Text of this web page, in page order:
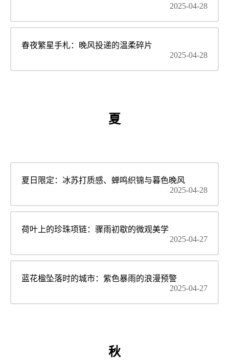
2025-04-28
春夜繁星手札：晚风投递的温柔碎片
2025-04-28
夏
夏日限定：冰苏打质感、蝉鸣织锦与暮色晚风
2025-04-28
荷叶上的珍珠项链：骤雨初歇的微观美学
2025-04-27
蓝花楹坠落时的城市：紫色暴雨的浪漫预警
2025-04-27
秋